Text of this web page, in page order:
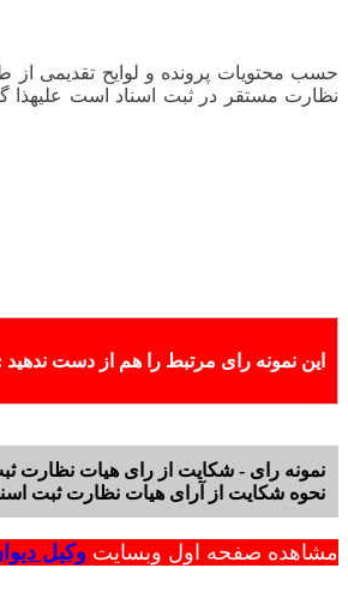
حسب محتویات پرونده و لوایح تقدیمی
نظارت مستقر در ثبت اسناد است
این نمونه رای مرتبط را هم از دست ندهید
نمونه رای - شکایت از رای هیات نظارت ثبت09125253824 - نحوه شکایت از رای هیات
نحوه شکایت از آرای هیات نظارت ثبت
مشاهده صفحه اول وبسایت وکیل